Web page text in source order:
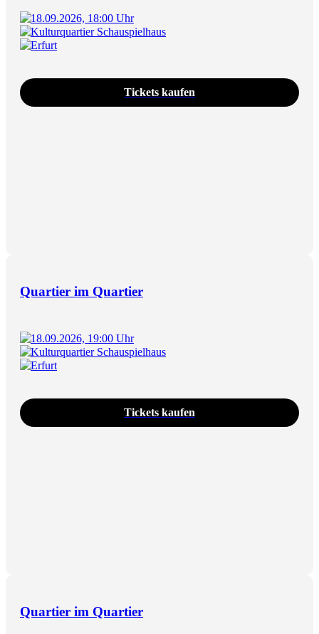
18.09.2026, 18:00 Uhr
Kulturquartier Schauspielhaus
Erfurt
Tickets kaufen
Quartier im Quartier
18.09.2026, 19:00 Uhr
Kulturquartier Schauspielhaus
Erfurt
Tickets kaufen
Quartier im Quartier